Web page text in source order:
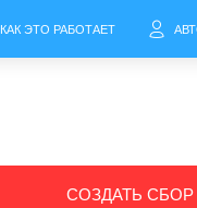
КАК ЭТО РАБОТАЕТ
СОЗДАТЬ СБОР